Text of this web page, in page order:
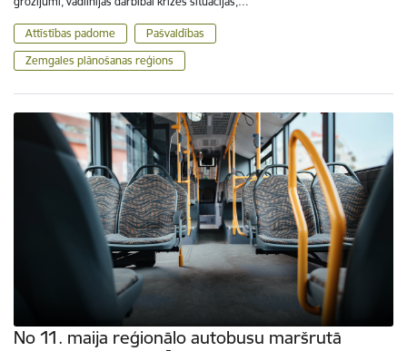
Attīstības padome
Pašvaldības
Zemgales plānošanas reģions
No 11. maija reģionālo autobusu maršrutā